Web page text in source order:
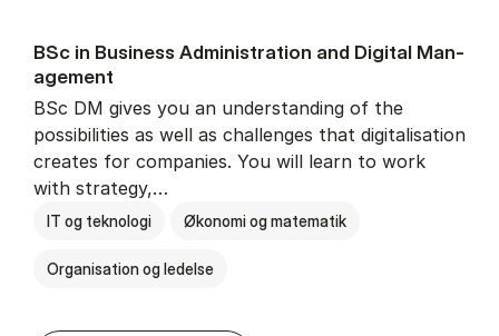
BSc in Busi­ness Ad­min­is­tra­tion and Di­git­al Man­
age­ment
BSc DM gives you an understanding of the
possibilities as well as challenges that digitalisation
creates for companies. You will learn to work
with strategy,…
IT og teknologi Økonomi og matematik
Organisation og ledelse